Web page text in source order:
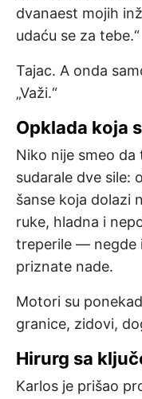
dvanaest mojih
udaću se za tebe.“
Tajac. A onda
„Važi.“
Opklada koja
Niko nije smeo da
sudarale dve sile:
šanse koja dolazi
ruke, hladna i
treperile — negde
priznate nade.
Motori su
granice, zidovi,
Hirurg sa
Karlos je prišao